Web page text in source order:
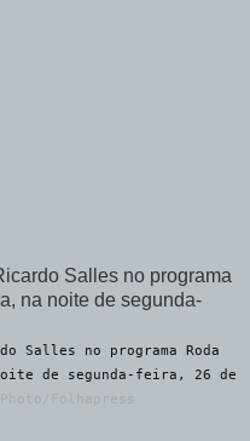
Salles no programa Roda
de segunda-feira, 26 de
Folhapress